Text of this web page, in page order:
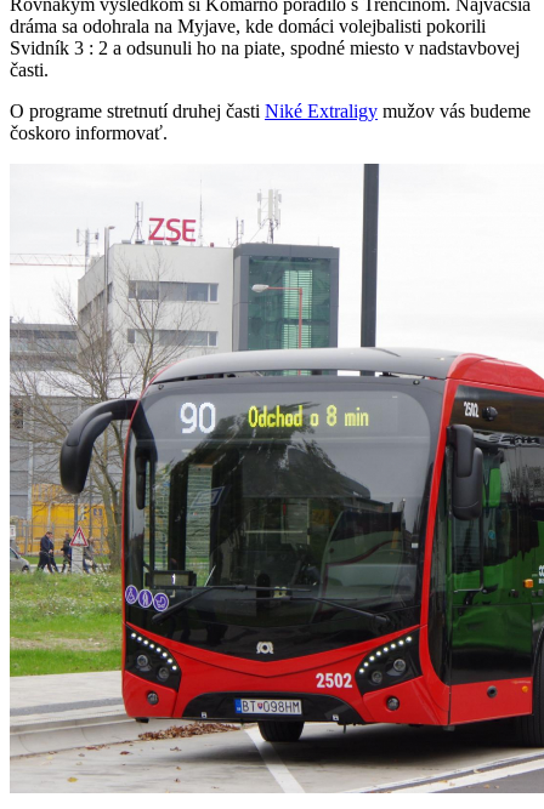
Rovnakým výsledkom si Komárno poradilo s Trenčínom. Najväčšia
dráma sa odohrala na Myjave, kde domáci volejbalisti pokorili
Svidník 3 : 2 a odsunuli ho na piate, spodné miesto v nadstavbovej
časti.
O programe stretnutí druhej časti Niké Extraligy mužov vás budeme
čoskoro informovať.